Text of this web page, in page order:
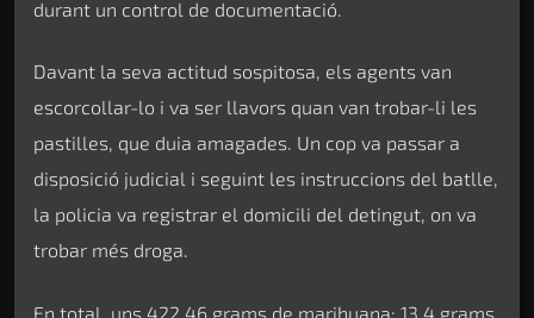
durant un control de documentació.
Davant la seva actitud sospitosa, els agents van
escorcollar-lo i va ser llavors quan van trobar-li les
pastilles, que duia amagades. Un cop va passar a
disposició judicial i seguint les instruccions del batlle,
la policia va registrar el domicili del detingut, on va
trobar més droga.
En total, uns 422,46 grams de marihuana; 13,4 grams